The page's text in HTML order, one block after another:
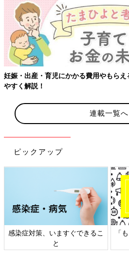
【ワクチン接種できるものも】妊婦の
連載一覧へ
ピックアップ
日本外来小児科学会リーフレッ
ト検討会
六